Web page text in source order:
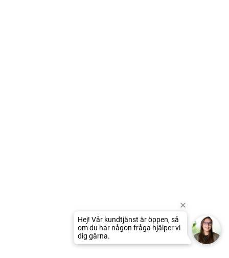
Hej! Vår kundtjänst är öppen, så
om du har någon fråga hjälper vi
dig gärna.